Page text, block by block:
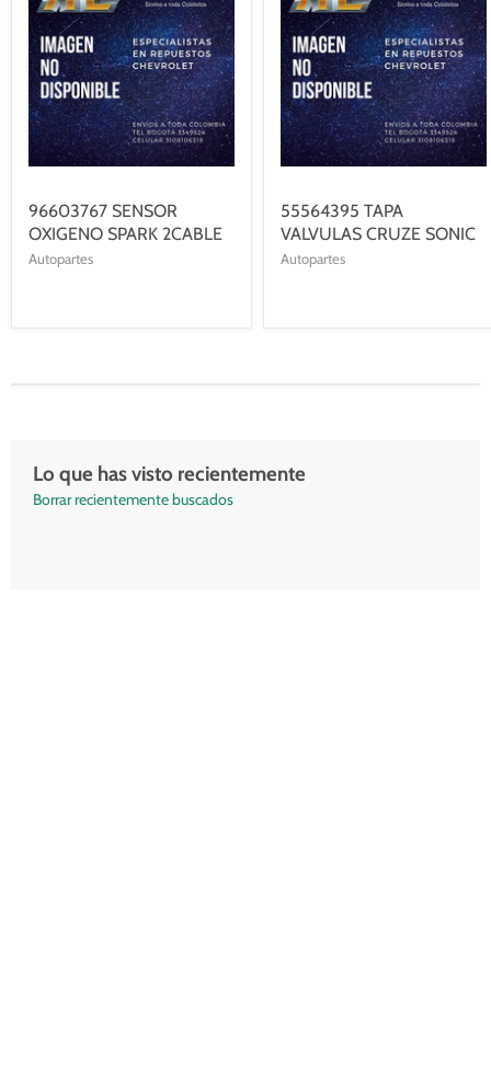
96603767 SENSOR
OXIGENO SPARK 2CABLE
Autopartes
55564395 TAPA
VALVULAS CRUZE SONIC
Autopartes
Lo que has visto recientemente
Borrar recientemente buscados